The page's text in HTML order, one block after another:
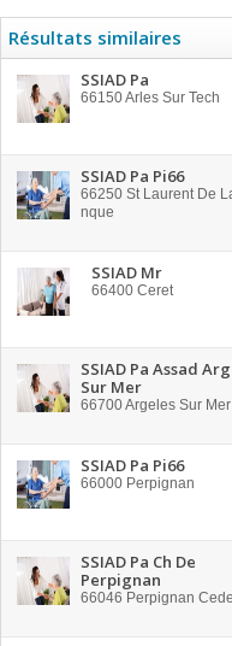
Résultats similaires
SSIAD Pa
66150Arles Sur Tech
SSIAD Pa Pi66
66250 St Laurent De
nque
SSIAD Mr
66400 Ceret
SSIAD Pa Assad
Sur Mer
66700Argeles Sur Mer
SSIAD Pa Pi66
66000 Perpignan
SSIAD Pa Ch De
Perpignan
66046 Perpignan